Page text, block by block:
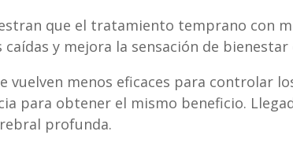
que el tratamiento temprano con
y mejora la sensación de bienestar
vuelven menos eficaces para controlar
para obtener el mismo beneficio.
profunda.